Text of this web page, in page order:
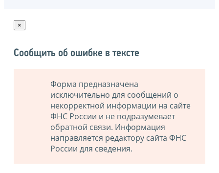
×
Сообщить об ошибке в тексте
Форма предназначена
исключительно для сообщений о
некорректной информации на сайте
ФНС России и не подразумевает
обратной связи. Информация
направляется редактору сайта ФНС
России для сведения.